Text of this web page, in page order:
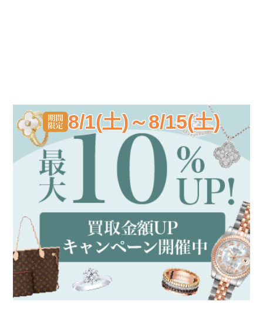
8/1(土)～8/15(土)